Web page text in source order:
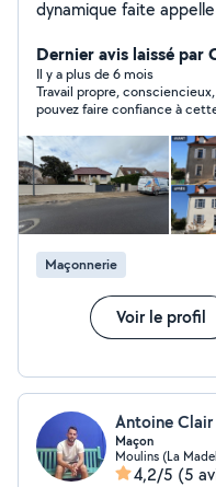
dynamique faite
Dernier avis laissé par
Il y a plus de 6 mois
Travail propre,
pouvez faire confiance à cette personne
accorde toute ma
Maçonnerie
Voir le profil
Antoine Clair
Maçon
Moulins (La
4,2/5 (5